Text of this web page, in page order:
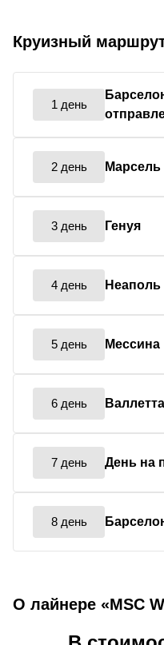
Круизный
1 день
2 день Марсель
3 день Генуя
4 день Неаполь
5 день Мессина
6 день Валлетта
7 день День на
8 день
О лайнере «MSC